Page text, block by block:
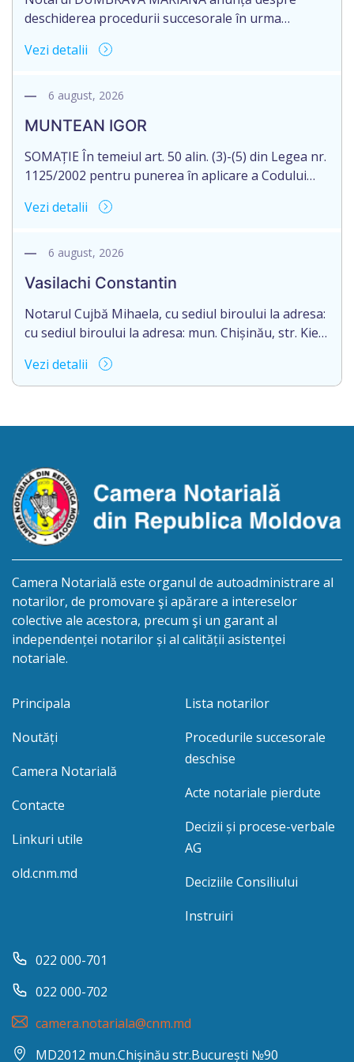
deschiderea procedurii succesorale în urma
27.04.1953, decedat la data de 28 iulie 2026, IDNP
prevederilor legale, pentru moștenirile deschise
succesiunii este de 12 luni din data decesului (data
deschiderii moștenirii). Eliberarea certificatului […]
Vezi detalii
6 august, 2026
MUNTEAN IGOR
SOMAȚIE În temeiul art. 50 alin. (3)-(5) din Legea nr.
1125/2002 pentru punerea în aplicare a Codului
sediul biroului în mun. Chişinău, str. Academiei, nr.
născut la 30.10.1977, reședința obișnuită a căruia
succesorale după […]
Vezi detalii
6 august, 2026
Vasilachi Constantin
Notarul Cujbă Mihaela, cu sediul biroului la adresa:
cu sediul biroului la adresa: mun. Chișinău, str. Kiev,
succesorale în urma decesului cet. Vasilachi
Constantin, născut/ă la 03.06.1960, IDNP
Informăm succesibilii, că conform prevederilor
01.04.2026 termenul pentru […]
Vezi detalii
Camera Notarială este organul de autoadministrare al
notarilor, de promovare şi apărare a intereselor
colective ale acestora, precum şi un garant al
independenței notarilor și al calității asistenței
notariale.
Principala
Noutăți
Camera Notarială
Contacte
Linkuri utile
old.cnm.md
Lista notarilor
Procedurile succesorale
deschise
Acte notariale pierdute
Decizii și procese-verbale
AG
Deciziile Consiliului
Instruiri
022 000-701
022 000-702
camera.notariala@cnm.md
MD2012 mun.Chișinău str.București №90